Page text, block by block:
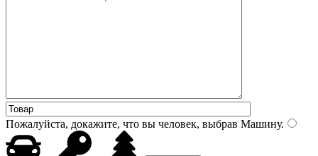
Пожалуйста, докажите, что вы человек, выбрав Машину.